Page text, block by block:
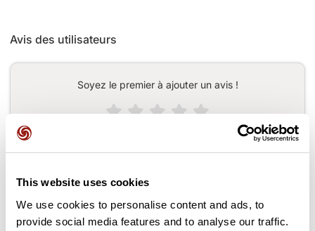
This website uses cookies
We use cookies to personalise content and ads, to
provide social media features and to analyse our traffic.
Avis des utilisateurs
Soyez le premier à ajouter un avis !
Cols le long du parcours